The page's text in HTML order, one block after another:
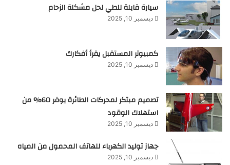
سيارة قابلة للطي لحل مشكلة الزحام
ديسمبر 10, 2025
كمبيوتر المستقبل يقرأ أفكارك
ديسمبر 10, 2025
تصميم مبتكر لمحركات الطائرة يوفر 60% من
استهلاك الوقود
ديسمبر 10, 2025
جهاز توليد الكهرباء للهاتف المحمول من المياه
ديسمبر 10, 2025